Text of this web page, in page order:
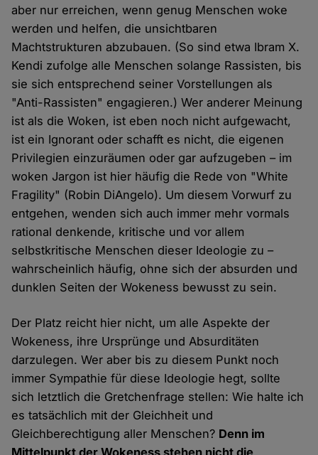
aber nur erreichen, wenn genug Menschen woke
werden und helfen, die unsichtbaren
Machtstrukturen abzubauen. (So sind etwa Ibram X.
Kendi zufolge alle Menschen solange Rassisten, bis
sie sich entsprechend seiner Vorstellungen als
"Anti-Rassisten" engagieren.) Wer anderer Meinung
ist als die Woken, ist eben noch nicht aufgewacht,
ist ein Ignorant oder schafft es nicht, die eigenen
Privilegien einzuräumen oder gar aufzugeben – im
woken Jargon ist hier häufig die Rede von "White
Fragility" (Robin DiAngelo). Um diesem Vorwurf zu
entgehen, wenden sich auch immer mehr vormals
rational denkende, kritische und vor allem
selbstkritische Menschen dieser Ideologie zu –
wahrscheinlich häufig, ohne sich der absurden und
dunklen Seiten der Wokeness bewusst zu sein.
Der Platz reicht hier nicht, um alle Aspekte der
Wokeness, ihre Ursprünge und Absurditäten
darzulegen. Wer aber bis zu diesem Punkt noch
immer Sympathie für diese Ideologie hegt, sollte
sich letztlich die Gretchenfrage stellen: Wie halte ich
es tatsächlich mit der Gleichheit und
Gleichberechtigung aller Menschen? Denn im